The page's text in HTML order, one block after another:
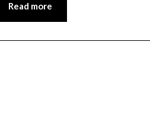
Read more